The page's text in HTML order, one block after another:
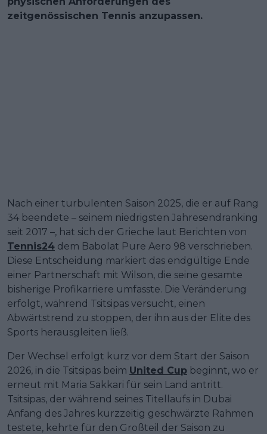
zeitgenössischen Tennis anzupassen.
Nach einer turbulenten Saison 2025, die er auf Rang
34 beendete – seinem niedrigsten Jahresendranking
seit 2017 –, hat sich der Grieche laut Berichten von
Tennis24 dem Babolat Pure Aero 98 verschrieben.
Diese Entscheidung markiert das endgültige Ende
einer Partnerschaft mit Wilson, die seine gesamte
bisherige Profikarriere umfasste. Die Veränderung
erfolgt, während Tsitsipas versucht, einen
Abwärtstrend zu stoppen, der ihn aus der Elite des
Sports herausgleiten ließ.
Der Wechsel erfolgt kurz vor dem Start der Saison
2026, in die Tsitsipas beim United Cup beginnt, wo er
erneut mit Maria Sakkari für sein Land antritt.
Tsitsipas, der während seines Titellaufs in Dubai
Anfang des Jahres kurzzeitig geschwärzte Rahmen
testete, kehrte für den Großteil der Saison zu